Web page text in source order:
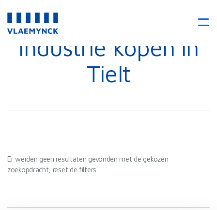
Industrie kopen in
Tielt
Er werden geen resultaten gevonden met de gekozen
zoekopdracht, reset de filters.